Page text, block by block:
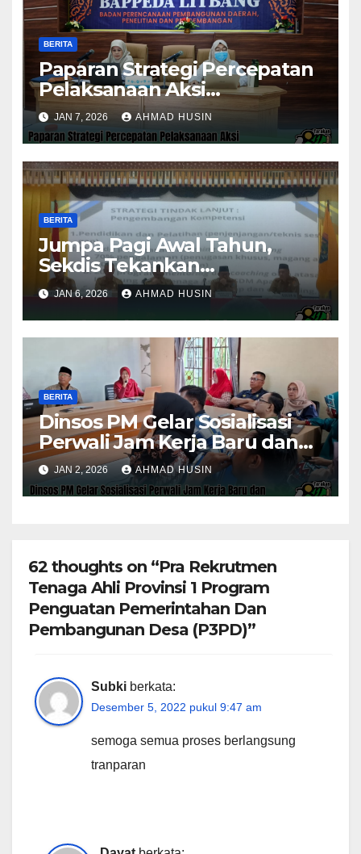
BERITA
Paparan Strategi Percepatan
Pelaksanaan Aksi
Konvergensi Penurunan
Stunting 2025
JAN 7, 2026 AHMAD HUSIN
BERITA
Jumpa Pagi Awal Tahun,
Sekdis Tekankan
Pengawasan Aset dan
Evaluasi Kinerja
Pemerintahan
JAN 6, 2026 AHMAD HUSIN
BERITA
Dinsos PM Gelar Sosialisasi
Perwali Jam Kerja Baru dan
Kinerja Tahun 2026
JAN 2, 2026 AHMAD HUSIN
62 thoughts on “Pra Rekrutmen
Tenaga Ahli Provinsi 1 Program
Penguatan Pemerintahan Dan
Pembangunan Desa (P3PD)”
Subki berkata:
Desember 5, 2022 pukul 9:47 am
semoga semua proses berlangsung
tranparan